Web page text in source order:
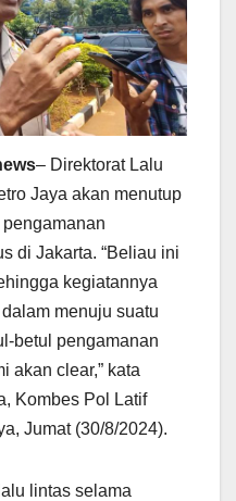
– Direktorat Lalu
Jaya akan menutup
di Jakarta. “Beliau ini
kegiatannya
menuju suatu
betul pengamanan
akan clear,” kata
Kombes Pol Latif
Jumat (30/8/2024).
lintas selama